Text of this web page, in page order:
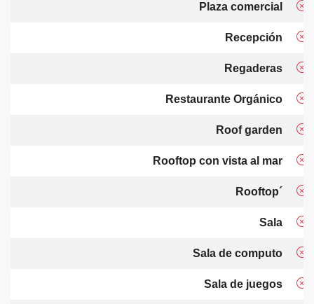
Plaza comercial
Recepción
Regaderas
Restaurante Orgánico
Roof garden
Rooftop con vista al mar
Rooftop´
Sala
Sala de computo
Sala de juegos